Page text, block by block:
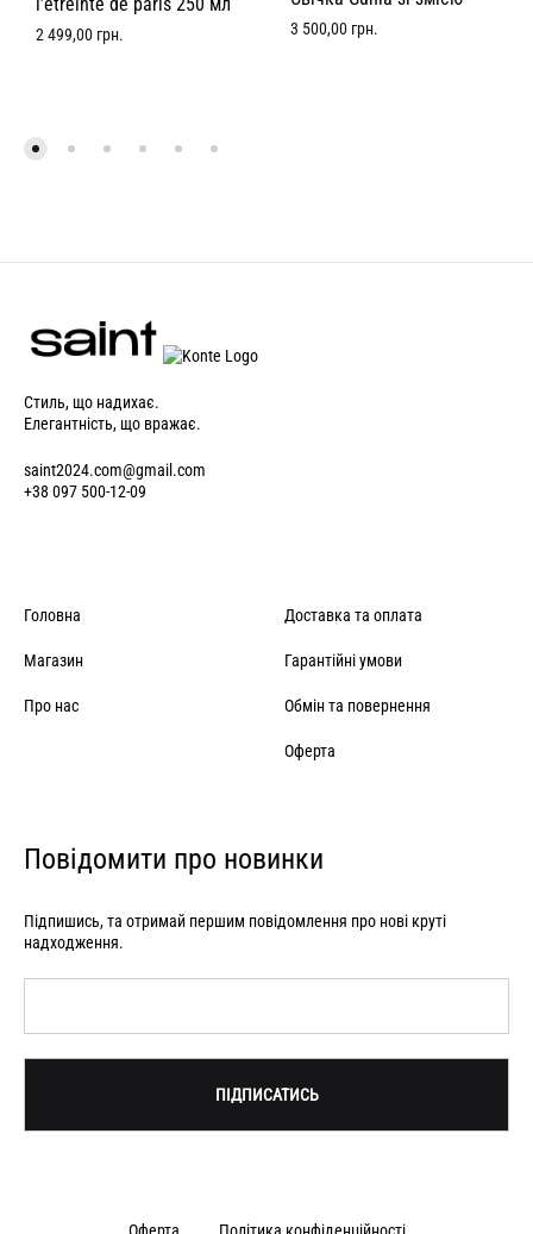
2 499,00 грн. 3 500,00 грн.
Стиль, що надихає.
Елегантність, що вражає.
saint2024.com@gmail.com
+38 097 500-12-09
Головна
Магазин
Про нас
Доставка та оплата
Гарантійні умови
Обмін та повернення
Оферта
Повідомити про новинки
Підпишись, та отримай першим повідомлення про нові круті
надходження.